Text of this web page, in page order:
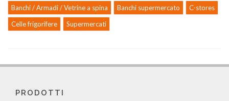
Banchi / Armadi / Vetrine a spina Banchi supermercato
C-stores
Celle frigorifere
Supermercati
PRODOTTI